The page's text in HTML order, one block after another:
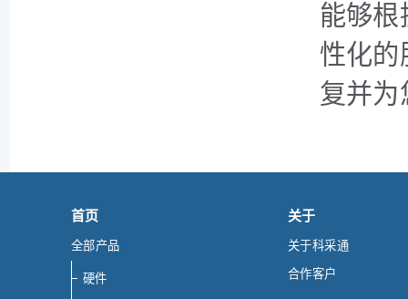
能够根
性化的
复并为
首页
全部产品
硬件
关于
关于科采通
合作客户